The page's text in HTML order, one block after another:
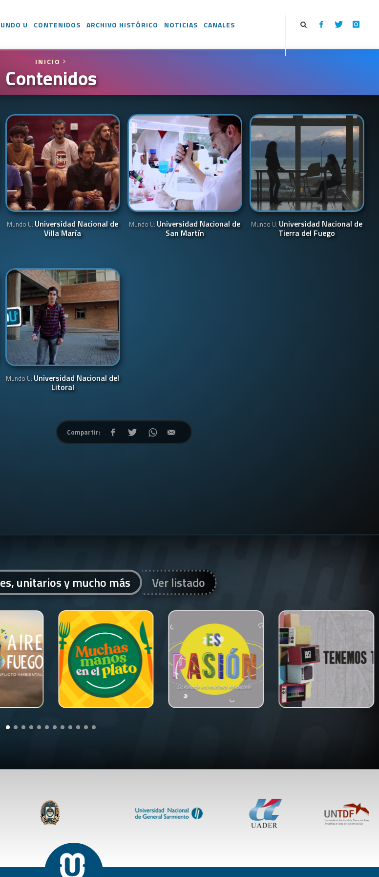
U CONTENIDOS ARCHIVO HISTÓRICO NOTICIAS
CANALES
INICIO
Contenidos
Mundo U: Universidad Nacional de
Villa María
Mundo U: Universidad Nacional de
San Martín
Mundo U: Universidad Nacional de
Tierra del Fuego
Mundo U: Universidad Nacional del
Litoral
Compartir:
unitarios y mucho más Ver listado